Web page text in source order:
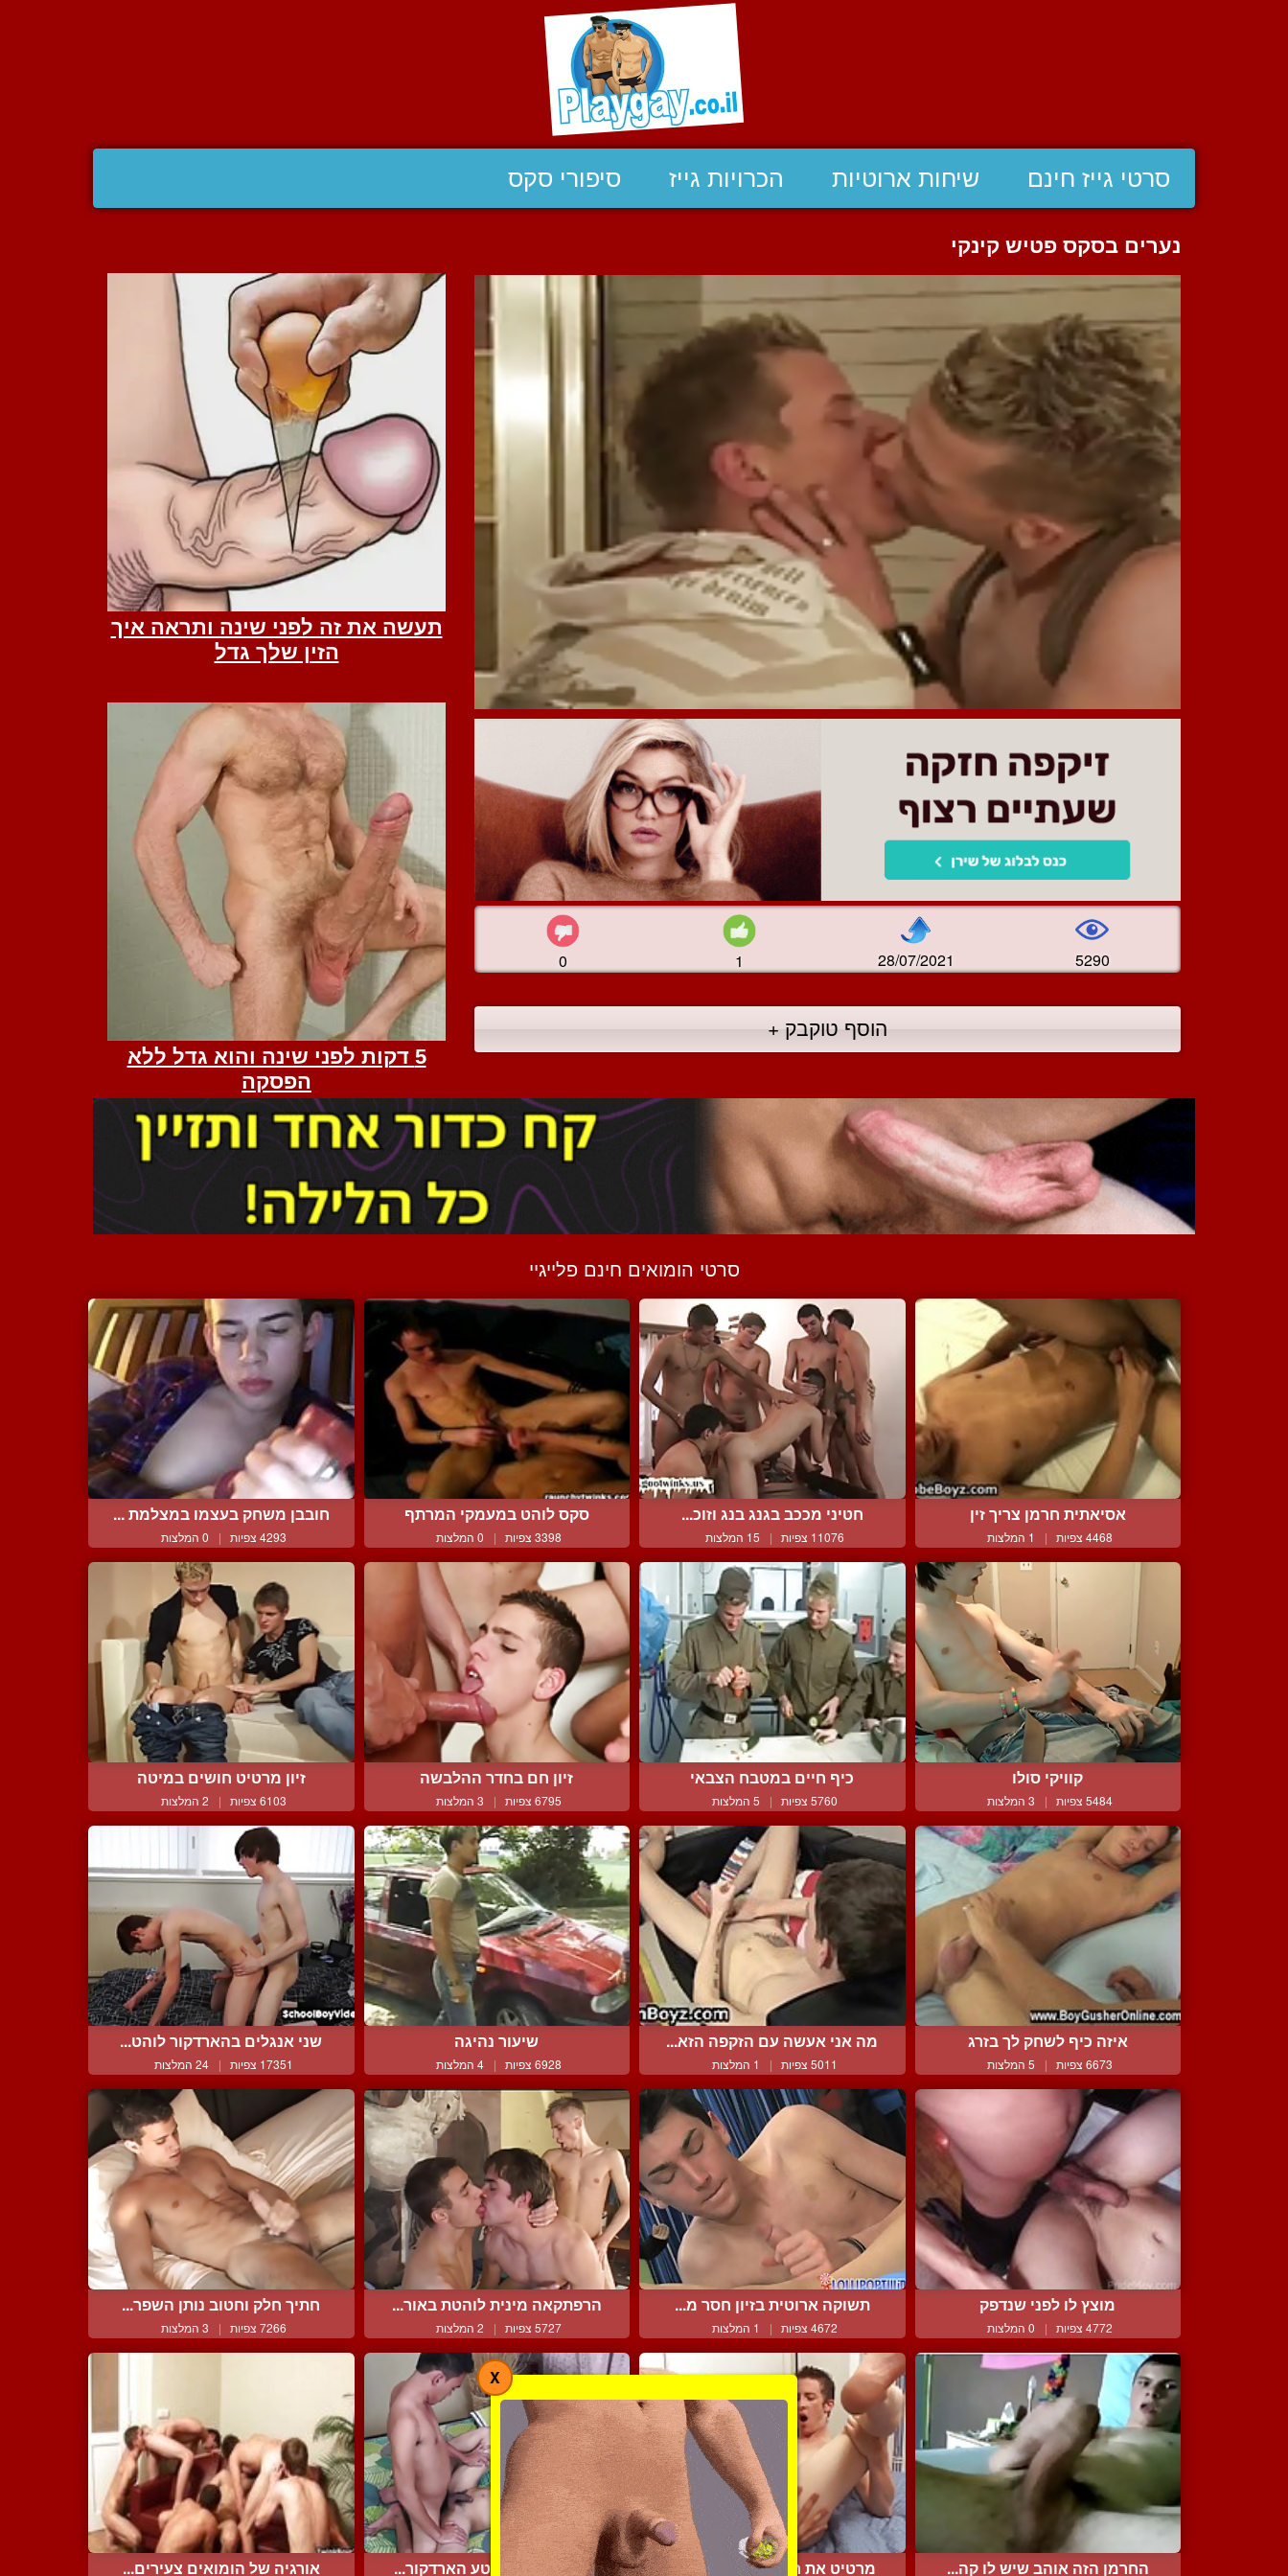
סרטי גייז חינם שיחות ארוטיות הכרויות גייז סיפורי סקס
נערים בסקס פטיש קינקי
0 1 28/07/2021 5290
הוסף טוקבק +
סרטי הומואים חינם פלייגיי
אסיאתית חרמן צריך זין
4468 צפיות | 1 המלצות
חטיני מככב בגנג בנג וזוכ...
11076 צפיות | 15 המלצות
סקס לוהט במעמקי המרתף
3398 צפיות | 0 המלצות
חובבן משחק בעצמו במצלמת ...
4293 צפיות | 0 המלצות
קוויקי סולו
5484 צפיות | 3 המלצות
כיף חיים במטבח הצבאי
5760 צפיות | 5 המלצות
זיון חם בחדר ההלבשה
6795 צפיות | 3 המלצות
זיון מרטיט חושים במיטה
6103 צפיות | 2 המלצות
איזה כיף לשחק לך בזרג
6673 צפיות | 5 המלצות
מה אני אעשה עם הזקפה הזא...
5011 צפיות | 1 המלצות
שיעור נהיגה
6928 צפיות | 4 המלצות
שני אנגלים בהארדקור לוהט...
17351 צפיות | 24 המלצות
מוצץ לו לפני שנדפק
4772 צפיות | 0 המלצות
תשוקה ארוטית בזיון חסר מ...
4672 צפיות | 1 המלצות
הרפתקאה מינית לוהטת באור...
5727 צפיות | 2 המלצות
חתיך חלק וחטוב נותן השפר...
7266 צפיות | 3 המלצות
החרמן הזה אוהב שיש לו קה... מרטיט את חושיו בעזרת הלש... זוג אסיאתים בקטע הארדקור... אורגיה של הומואים צעירים...
X